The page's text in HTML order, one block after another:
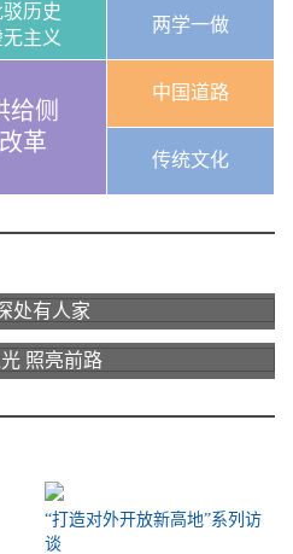
历史
无主义
两学一做
给侧
改革
中国道路
传统文化
处有人家
照亮前路
“打造对外开放新高地”系列访
谈